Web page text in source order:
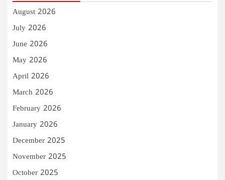
August 2026
July 2026
June 2026
May 2026
April 2026
March 2026
February 2026
January 2026
December 2025
November 2025
October 2025